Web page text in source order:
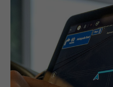
ao Google Maps e ao
tátil ou dos comandos no
funcionalidade disponível,
manter-se concentrados na
fácil e reconhecimento de
Android Auto são marcas